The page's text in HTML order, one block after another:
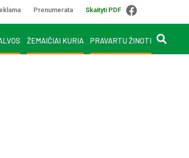
Prenumerata Skaityti PDF
ŽEMAIČIAI KURIA PRAVARTU ŽINOTI